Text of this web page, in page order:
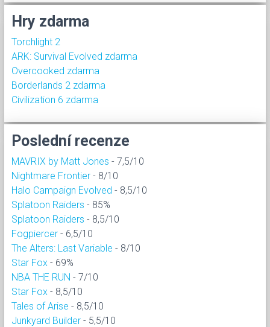
Hry zdarma
Torchlight 2
ARK: Survival Evolved zdarma
Overcooked zdarma
Borderlands 2 zdarma
Civilization 6 zdarma
Poslední recenze
MAVRIX by Matt Jones - 7,5/10
Nightmare Frontier - 8/10
Halo Campaign Evolved - 8,5/10
Splatoon Raiders - 85%
Splatoon Raiders - 8,5/10
Fogpiercer - 6,5/10
The Alters: Last Variable - 8/10
Star Fox - 69%
NBA THE RUN - 7/10
Star Fox - 8,5/10
Tales of Arise - 8,5/10
Junkyard Builder - 5,5/10